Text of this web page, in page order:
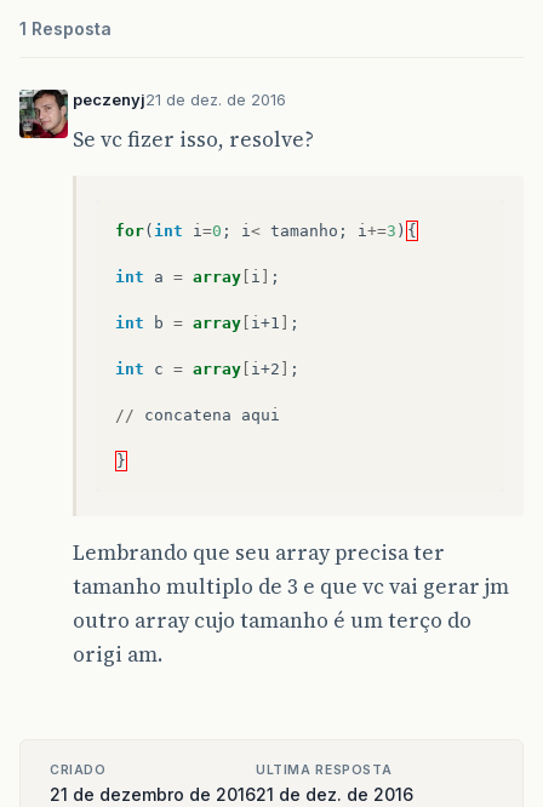
1 Resposta
peczenyj21 de dez. de 2016
Se vc fizer isso, resolve?
for( int i=0 ; i< tamanho ; i+=3 ) {
int a = array i ;
int b = array i+1 ;
int c = array i+2 ;
// concatena aqui
}
Lembrando que seu array precisa ter
tamanho multiplo de 3 e que vc vai gerar jm
outro array cujo tamanho é um terço do
origi am.
CRIADO
21 de dezembro de 2016
ULTIMA RESPOSTA
21 de dez. de 2016